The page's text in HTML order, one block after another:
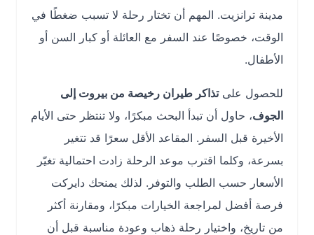
مدينة ترانزيت. المهم أن تختار رحلة لا تسبب ضغطًا في
الوقت، خصوصًا عند السفر مع العائلة أو كبار السن أو
الأطفال.
للحصول علىتذاكر طيران رخيصة من بيروت إلى
الجوف، حاول أن تبدأ البحث مبكرًا، ولا تنتظر حتى الأيام
الأخيرة قبل السفر. المقاعد الأقل سعرًا قد تتغير
بسرعة، وكلما اقترب موعد الرحلة زادت احتمالية تغيّر
الأسعار حسب الطلب والتوفر. لذلك يمنحك دايركت
فرصة أفضل لمراجعة الخيارات مبكرًا، ومقارنة أكثر
من تاريخ، واختيار رحلة ذهاب وعودة مناسبة قبل أن